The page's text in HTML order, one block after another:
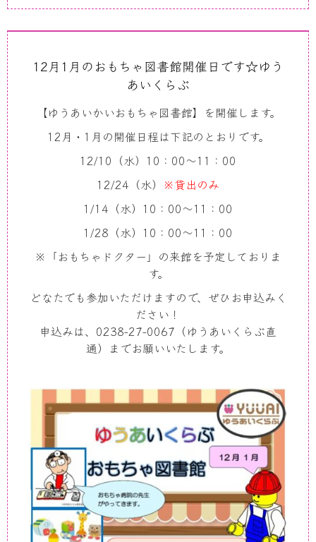
12月1月のおもちゃ図書館開催日です☆ゆう
あいくらぶ
【ゆうあいかいおもちゃ図書館】を開催します。
12月・1月の開催日程は下記のとおりです。
12/10（水）10：00～11：00
12/24（水） ※貸出のみ
1/14（水）10：00～11：00
1/28（水）10：00～11：00
※「おもちゃドクター」の来館を予定しておりま
す。
どなたでも参加いただけますので、ぜひお申込みく
ださい！
申込みは、0238-27-0067（ゆうあいくらぶ直
通）までお願いいたします。